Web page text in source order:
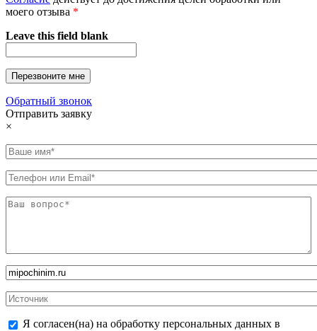
моего отзыва *
Leave this field blank
Обратный звонок
Отправить заявку
×
Я согласен(на) на обработку персональных данных в